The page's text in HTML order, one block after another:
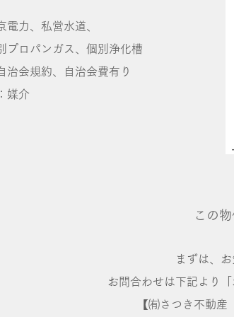
電力、私営水道、
パンガス、個別浄化槽
治会規約、自治会費有り
媒介
この
まずは、
お問合わせは下記より
【㈲さつき不動